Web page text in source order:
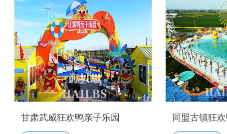
甘肃武威狂欢鸭亲子乐园 同盟古镇狂